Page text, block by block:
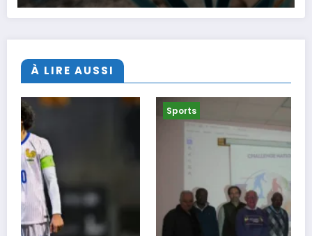
À LIRE AUSSI